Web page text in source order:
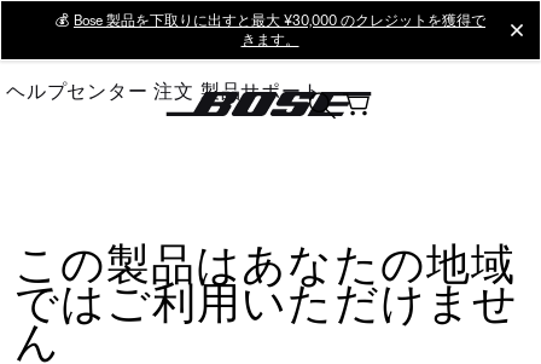
Main
💰 Bose 製品を下取りに出すと最大 ¥30,000 のクレジットを獲得で
きます。
ヘルプセンター 注文 製品サポート
この製品はあなたの地域
ではご利用いただけませ
ん